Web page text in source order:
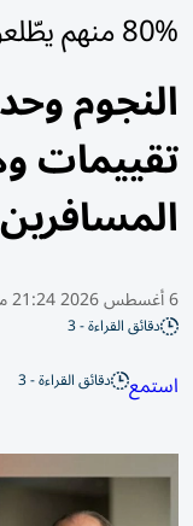
80% منهم يطّلعون عليها قبل الحجز
النجوم
تقييمات
المسافرين
6 أغسطس 2026 21:24 مساء
دقائق القراءة - 3
استمع دقائق القراءة - 3